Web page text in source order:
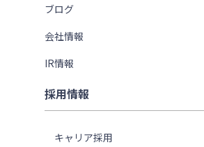
ブログ
会社情報
IR情報
採用情報
キャリア採用